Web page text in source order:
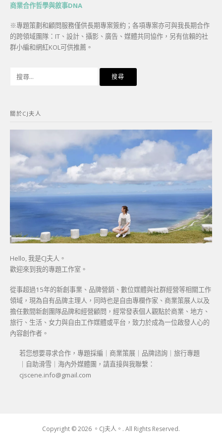
商業合作哲學與敘事DNA
※專題策劃和顧問服務僅供長期專案簽約；各項專案亦可與我長期合作
的跨領域團隊：IT、設計、攝影、廣告、媒體共同協作，另有信賴的社
群小編和網紅KOL可供推薦。
字:
關於CJ夫人
Hello, 我是CJ夫人。
歡迎來到我的專題工作室。
從事超過15年的新創事業、品牌營銷、數位媒體與社群經營等相關工作
領域，現為自有品牌主理人，同時也是自由專欄作家、商業策展人以及
擔任數間新創團隊品牌和經營顧問，經常發表個人觀點於商業、地方、
旅行、生活、女力與自由工作媒體或平台，致力於成為一位啟發人心的
內容創作者。
若您想要尋求合作，專題採編｜商業策展｜品牌諮詢｜旅行專題
｜自助滑雪｜海內外媒體團，請直接與我聯繫：
cjscene.info@gmail.com
Copyright © 2026 。CJ夫人。. All Rights Reserved.